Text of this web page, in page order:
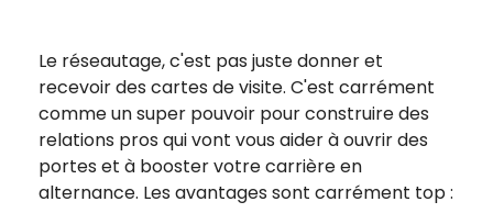
Le réseautage, c'est pas juste donner et
recevoir des cartes de visite. C'est carrément
comme un super pouvoir pour construire des
relations pros qui vont vous aider à ouvrir des
portes et à booster votre carrière en
alternance. Les avantages sont carrément top :